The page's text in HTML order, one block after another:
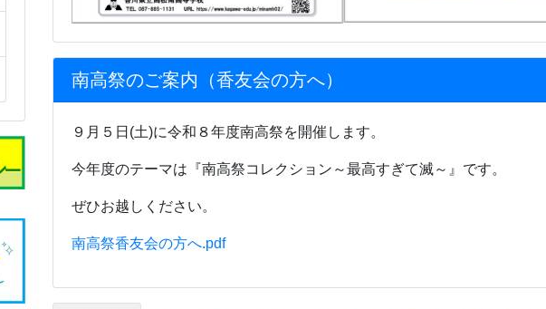
南高祭のご案内（香友会の方へ）
９月５日(土)に令和８年度南高祭を開催します。
今年度のテーマは『南高祭コレクション～最高すぎて滅～』です。
ぜひお越しください。
南高祭香友会の方へ.pdf